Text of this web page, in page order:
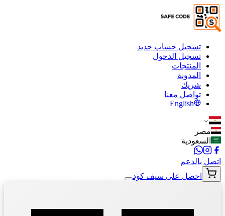
تسجيل حساب جديد
تسجيل الدخول
المنتجات
المدونة
شريك
تواصل معنا
English
مصر
السعودية
اتصل بالدعم
احصل على سيف كود